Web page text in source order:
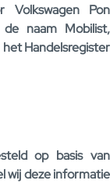
Volkswagen Pon
de naam Mobilist,
Handelsregister
op basis van
wij deze informatie